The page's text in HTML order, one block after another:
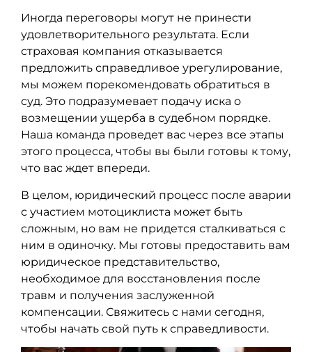
Иногда переговоры могут не принести
удовлетворительного результата. Если
страховая компания отказывается
предложить справедливое урегулирование,
мы можем порекомендовать обратиться в
суд. Это подразумевает подачу иска о
возмещении ущерба в судебном порядке.
Наша команда проведет вас через все этапы
этого процесса, чтобы вы были готовы к тому,
что вас ждет впереди.
В целом, юридический процесс после аварии
с участием мотоциклиста может быть
сложным, но вам не придется сталкиваться с
ним в одиночку. Мы готовы предоставить вам
юридическое представительство,
необходимое для восстановления после
травм и получения заслуженной
компенсации. Свяжитесь с нами сегодня,
чтобы начать свой путь к справедливости.